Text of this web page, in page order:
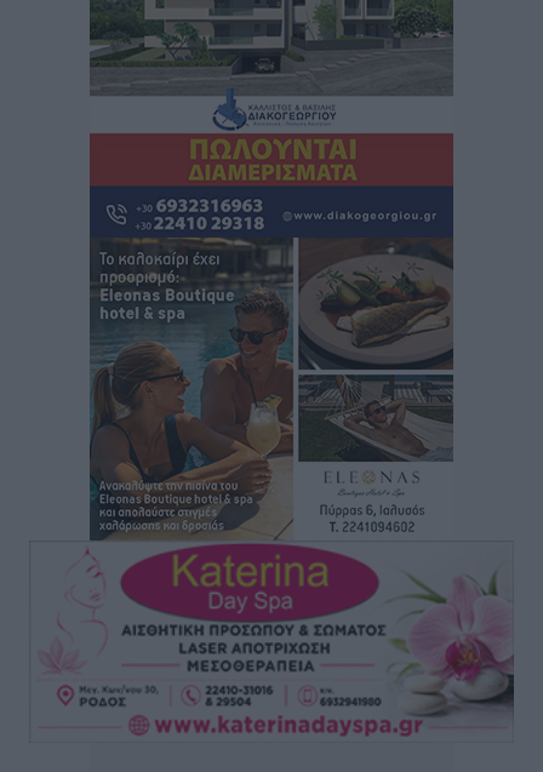
Γ. Χατζημάρκος: “Δύο μεγάλες δεσμεύσεις
Γεωργιάδη” – Κίνητρα για τους γιατρούς των νησιών
και συνεργασία Ρόδου με το Αττικόν για το
πριν 2 ώρες
Σούπερ μάρκετ: Διευρύνεται η εθνική πρωτοβουλία
για τις τιμές – Eρχονται νέες συμμετοχές εταιρειών
Ειδήσεις• πριν 2 ώρες
Συνελήφθησαν έξι άτομα για ηχορύπανση από
καταστήματα στο Νότιο Αιγαίο
Τοπικές Ειδήσεις πριν 2 ώρες
15 Αυγούστου 2026: Πώς θα πληρωθούν όσοι
εργαστούν την αργία – Τι ισχύει για πενθήμερο,
εξαήμερο και άδειες
Ειδήσεις πριν 2 ώρες
Πλούσιο πολιτιστικό πρόγραμμα τον Αύγουστο από
τον Δήμο Ρόδου
Πολιτιστικά πριν 3 ώρες
Βασίλης Υψηλάντης: Ξεμπλοκάρει η έκδοση και